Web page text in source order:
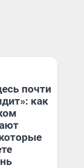
почти
как